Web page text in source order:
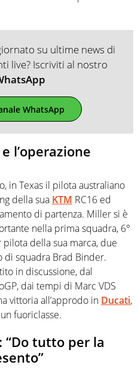
su ultime news di
live? Iscriviti al nostro
WhatsApp
l’operazione
in Texas il pilota australiano
della sua KTM RC16 ed
di partenza. Miller si è
nella prima squadra, 6°
della sua marca, due
di squadra Brad Binder.
in discussione, dal
dai tempi di Marc VDS
vittoria all’approdo in Ducati,
fuoriclasse.
“Do tutto per la